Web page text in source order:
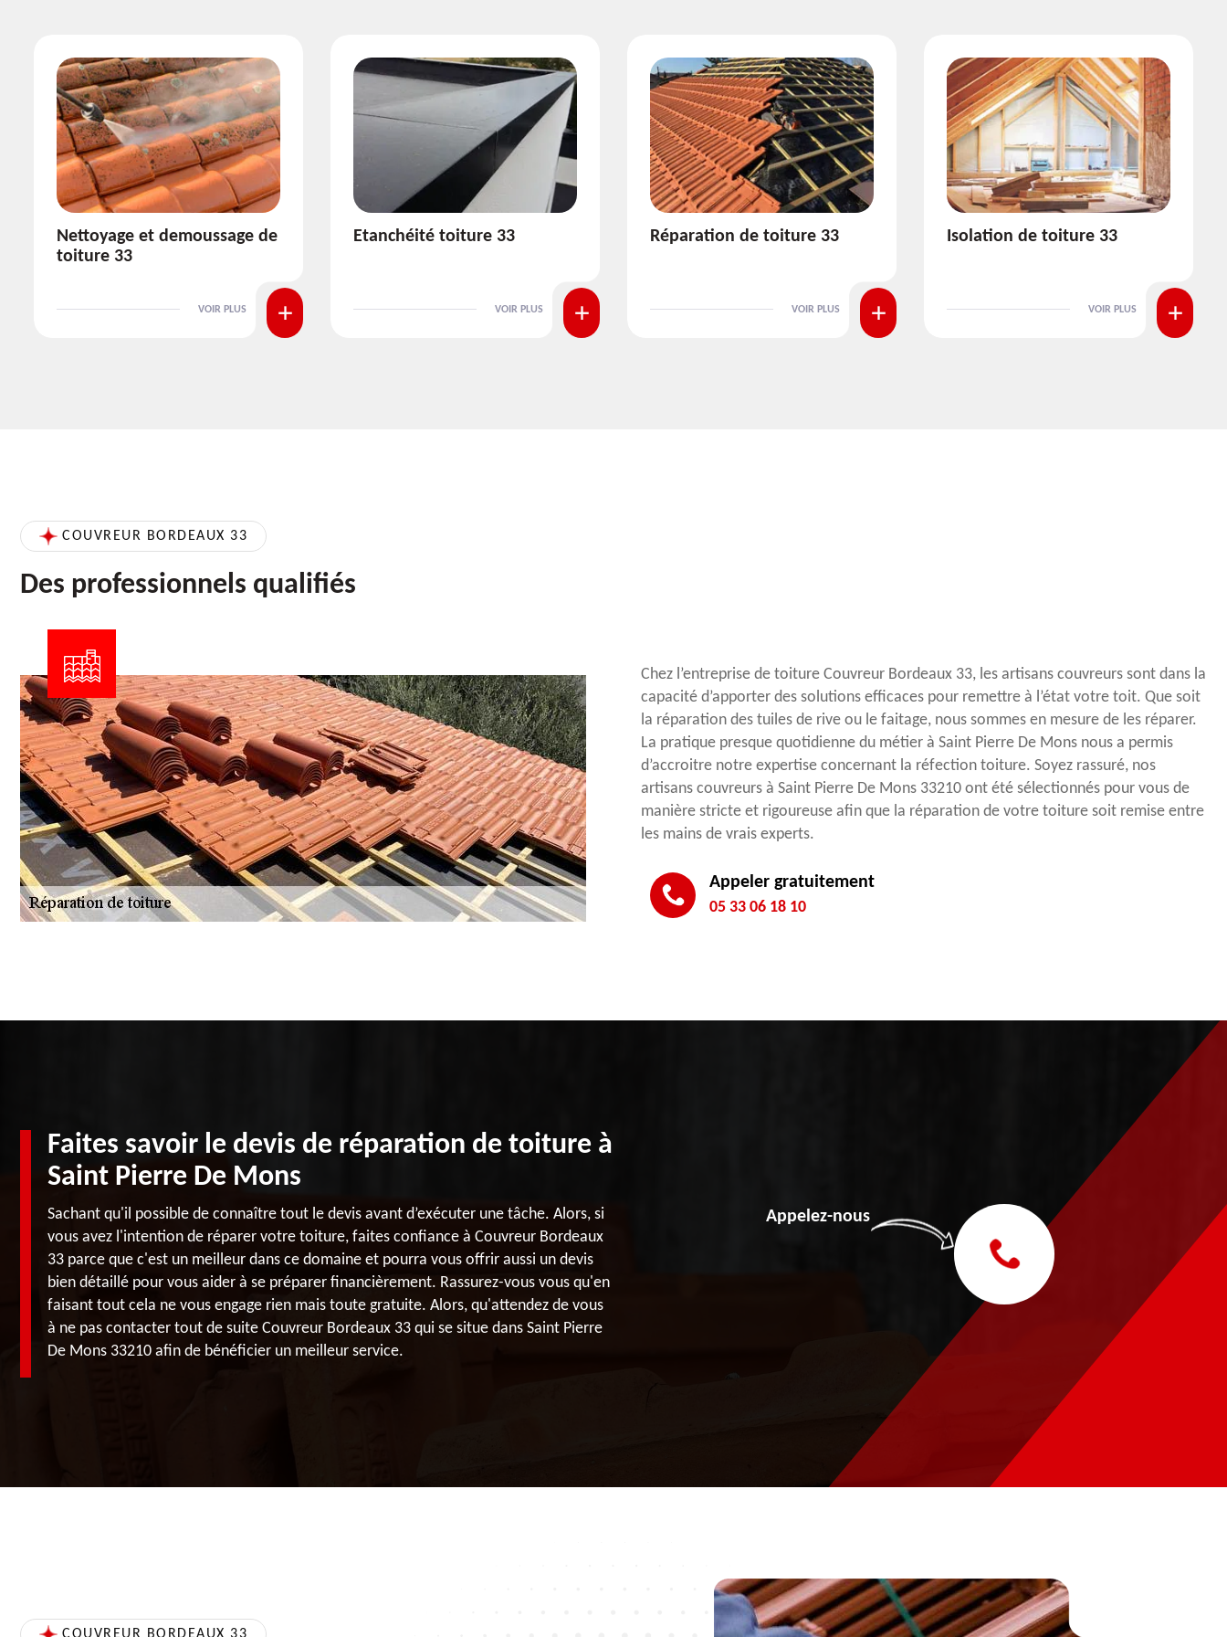
Etanchéité toiture 33
VOIR PLUS
Réparation de toiture 33
VOIR PLUS
Isolation de toiture 33
VOIR PLUS
Pose et nettoyage de
VOIR PLUS
COUVREUR BORDEAUX 33
Des professionnels qualifiés
Chez l’entreprise de toiture Couvreur Bordeaux 33, les artisans couvreurs sont dans la
capacité d’apporter des solutions efficaces pour remettre à l’état votre toit. Que soit
la réparation des tuiles de rive ou le faitage, nous sommes en mesure de les réparer.
La pratique presque quotidienne du métier à Saint Pierre De Mons nous a permis
d’accroitre notre expertise concernant la réfection toiture. Soyez rassuré, nos
artisans couvreurs à Saint Pierre De Mons 33210 ont été sélectionnés pour vous de
manière stricte et rigoureuse afin que la réparation de votre toiture soit remise entre
les mains de vrais experts.
Appeler gratuitement
05 33 06 18 10
Faites savoir le devis de réparation de toiture à
Saint Pierre De Mons
Sachant qu'il possible de connaître tout le devis avant d’exécuter une tâche. Alors, si
vous avez l'intention de réparer votre toiture, faites confiance à Couvreur Bordeaux
33 parce que c'est un meilleur dans ce domaine et pourra vous offrir aussi un devis
bien détaillé pour vous aider à se préparer financièrement. Rassurez-vous vous qu'en
faisant tout cela ne vous engage rien mais toute gratuite. Alors, qu'attendez de vous
à ne pas contacter tout de suite Couvreur Bordeaux 33 qui se situe dans Saint Pierre
De Mons 33210 afin de bénéficier un meilleur service.
Appelez-nous